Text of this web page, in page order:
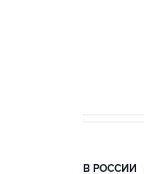
В РОССИИ